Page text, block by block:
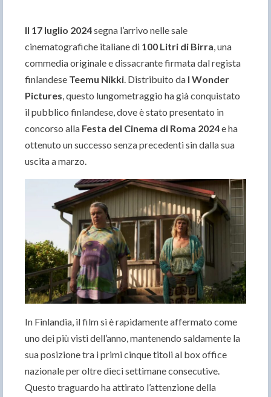
Il 17 luglio 2024segna l’arrivo nelle sale
cinematografiche italiane di 100 Litri di Birra, una
commedia originale e dissacrante firmata dal regista
finlandese Teemu Nikki. Distribuito da I Wonder
Pictures, questo lungometraggio ha già conquistato
il pubblico finlandese, dove è stato presentato in
concorso alla Festa del Cinema di Roma 2024e ha
ottenuto un successo senza precedenti sin dalla sua
uscita a marzo.
In Finlandia, il film si è rapidamente affermato come
uno dei più visti dell’anno, mantenendo saldamente la
sua posizione tra i primi cinque titoli al box office
nazionale per oltre dieci settimane consecutive.
Questo traguardo ha attirato l’attenzione della